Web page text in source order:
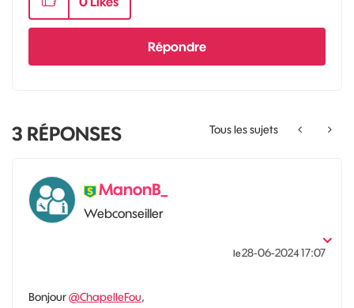
Répondre
Tous les sujets
3 RÉPONSES
ManonB_
Webconseiller
le‎28-06-202417:07
Bonjour@ChapelleFou,